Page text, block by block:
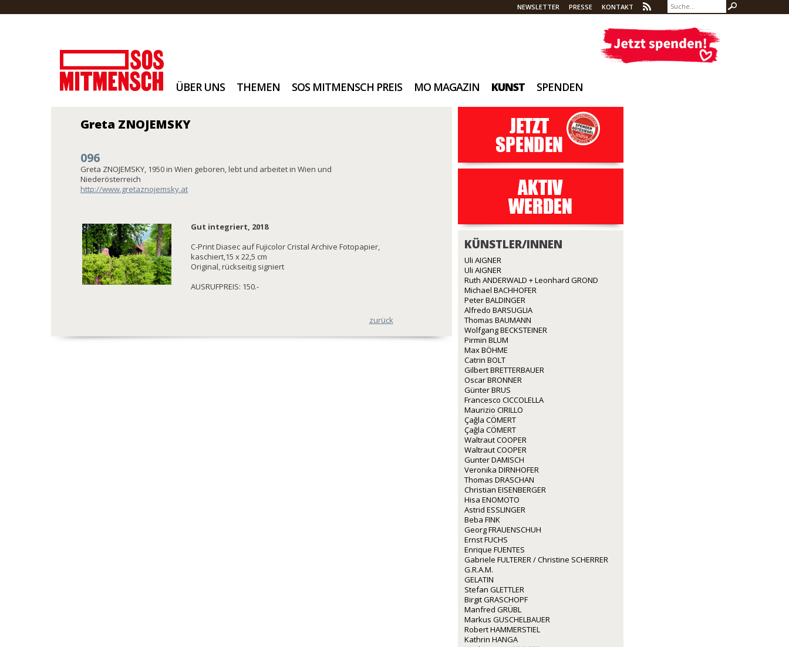
NEWSLETTER PRESSE KONTAKT
ÜBER UNS THEMEN SOS MITMENSCH PREIS MO MAGAZIN KUNST SPENDEN
Greta ZNOJEMSKY
096
Greta ZNOJEMSKY, 1950 in Wien geboren, lebt und arbeitet in Wien und
Niederösterreich
http://www.gretaznojemsky.at
Gut integriert, 2018
C-Print Diasec auf Fujicolor Cristal Archive Fotopapier,
kaschiert,15 x 22,5 cm
Original, rückseitig signiert
AUSRUFPREIS: 150.-
zurück
KÜNSTLER/INNEN
Uli AIGNER
Uli AIGNER
Ruth ANDERWALD + Leonhard GROND
Michael BACHHOFER
Peter BALDINGER
Alfredo BARSUGLIA
Thomas BAUMANN
Wolfgang BECKSTEINER
Pirmin BLUM
Max BÖHME
Catrin BOLT
Gilbert BRETTERBAUER
Oscar BRONNER
Günter BRUS
Francesco CICCOLELLA
Maurizio CIRILLO
Çağla CÖMERT
Çağla CÖMERT
Waltraut COOPER
Waltraut COOPER
Gunter DAMISCH
Veronika DIRNHOFER
Thomas DRASCHAN
Christian EISENBERGER
Hisa ENOMOTO
Astrid ESSLINGER
Beba FINK
Georg FRAUENSCHUH
Ernst FUCHS
Enrique FUENTES
Gabriele FULTERER / Christine SCHERRER
G.R.A.M.
GELATIN
Stefan GLETTLER
Birgit GRASCHOPF
Manfred GRÜBL
Markus GUSCHELBAUER
Robert HAMMERSTIEL
Kathrin HANGA